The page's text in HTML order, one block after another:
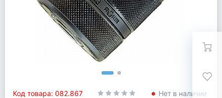
Код товара: 082.867
Нет в наличии